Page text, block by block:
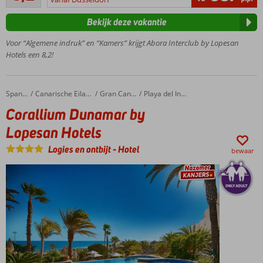
8
groot!
Ideale
ligging
in San
Lekker
roetsjen
van de
glijbanen
24/7 All
Abora
beoordelingen
Voor “Algemene indruk” en “Kamers” krijgt Abora Interclub by Lopesan
Hotels een 8,2!
Bekijk deze vakantie
Home Spanje Canarische Eilanden Gran Canaria Playa del Ingles
Corallium Dunamar by Lopesan Hotels
Corallium Dunamar by
Lopesan Hotels
Logies en ontbijt-Hotel bewaar